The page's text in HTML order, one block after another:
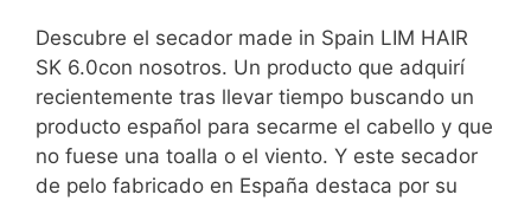
Descubre el secador made in Spain LIM HAIR
SK 6.0con nosotros. Un producto que adquirí
recientemente tras llevar tiempo buscando un
producto español para secarme el cabello y que
no fuese una toalla o el viento. Y este secador
de pelo fabricado en España destaca por su